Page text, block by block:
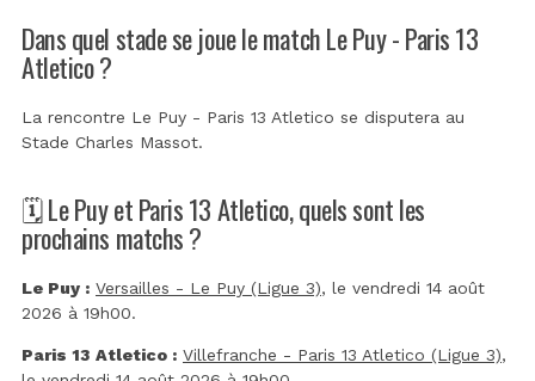
Dans quel stade se joue le match Le Puy - Paris 13
Atletico ?
La rencontre Le Puy - Paris 13 Atletico se disputera au
Stade Charles Massot.
🗓️ Le Puy et Paris 13 Atletico, quels sont les
prochains matchs ?
Le Puy : Versailles - Le Puy (Ligue 3), le vendredi 14 août
2026 à 19h00.
Paris 13 Atletico : Villefranche - Paris 13 Atletico (Ligue 3),